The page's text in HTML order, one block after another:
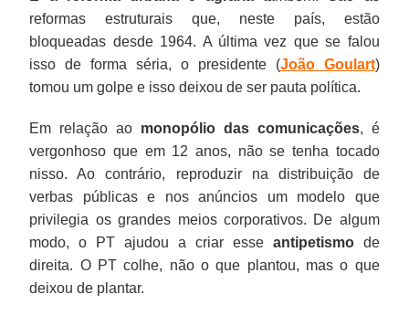
reformas estruturais que, neste país, estão
bloqueadas desde 1964. A última vez que se falou
isso de forma séria, o presidente (João Goulart)
tomou um golpe e isso deixou de ser pauta política.
Em relação ao monopólio das comunicações, é
vergonhoso que em 12 anos, não se tenha tocado
nisso. Ao contrário, reproduzir na distribuição de
verbas públicas e nos anúncios um modelo que
privilegia os grandes meios corporativos. De algum
modo, o PT ajudou a criar esse antipetismode
direita. O PT colhe, não o que plantou, mas o que
deixou de plantar.